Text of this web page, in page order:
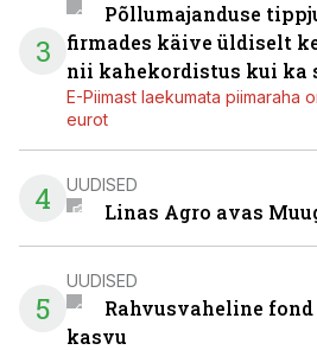
3
Põllumajanduse
firmades käive üldiselt
nii kahekordistus kui ka
E-Piimast laekumata piimaraha
eurot
4 UUDISED
Linas Agro avas
5
UUDISED
Rahvusvaheline
kasvu